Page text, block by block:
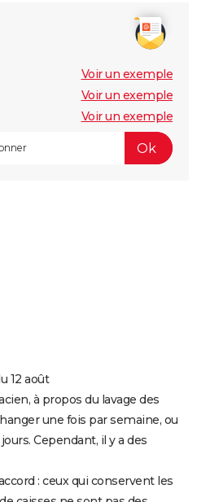
Voir un exemple
Voir un exemple
Voir un exemple
12 août
à propos du lavage des
une fois par semaine, ou
Cependant, il y a des
: ceux qui conservent les